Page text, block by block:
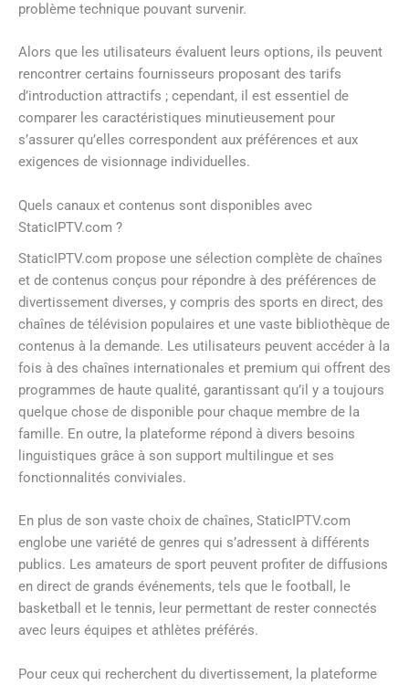
problème technique pouvant survenir.
Alors que les utilisateurs évaluent leurs options, ils peuvent
rencontrer certains fournisseurs proposant des tarifs
d’introduction attractifs ; cependant, il est essentiel de
comparer les caractéristiques minutieusement pour
s’assurer qu’elles correspondent aux préférences et aux
exigences de visionnage individuelles.
Quels canaux et contenus sont disponibles avec
StaticIPTV.com ?
StaticIPTV.com propose une sélection complète de chaînes
et de contenus conçus pour répondre à des préférences de
divertissement diverses, y compris des sports en direct, des
chaînes de télévision populaires et une vaste bibliothèque de
contenus à la demande. Les utilisateurs peuvent accéder à la
fois à des chaînes internationales et premium qui offrent des
programmes de haute qualité, garantissant qu’il y a toujours
quelque chose de disponible pour chaque membre de la
famille. En outre, la plateforme répond à divers besoins
linguistiques grâce à son support multilingue et ses
fonctionnalités conviviales.
En plus de son vaste choix de chaînes, StaticIPTV.com
englobe une variété de genres qui s’adressent à différents
publics. Les amateurs de sport peuvent profiter de diffusions
en direct de grands événements, tels que le football, le
basketball et le tennis, leur permettant de rester connectés
avec leurs équipes et athlètes préférés.
Pour ceux qui recherchent du divertissement, la plateforme